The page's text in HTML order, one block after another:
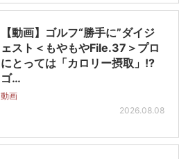
【動画】ゴルフ“勝手に”ダイジ
ェスト＜もやもやFile.37＞プロ
にとっては「カロリー摂取」!?
ゴ…
動画
2026.08.08